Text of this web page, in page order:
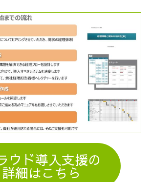
ウド導入支援の
詳細はこちら